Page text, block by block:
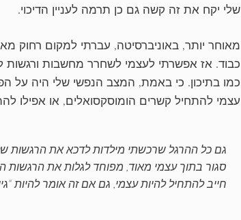
שלי יקח את זה קשה גם כן תרמה לעניין הדיכוי.
מאוחר יותר, באוניברסיטה, עברתי למקום רחוק
כבוד. אז אפשרתי לעצמי לשחרר מחשבות
כמו בתיכון. כי באמת, המצב הנפשי שלי היה על
עצמי להתחיל קשרים הומוסקסואלים, או אפילו
גם כל ההרגל שרכשתי מילדות לדכא את הרגשות
סגור בתוך עצמי מאוד, מפוחד לגלות את הרגשות
חייב להתחיל להיות עצמי, גם אם זה אומר להיות